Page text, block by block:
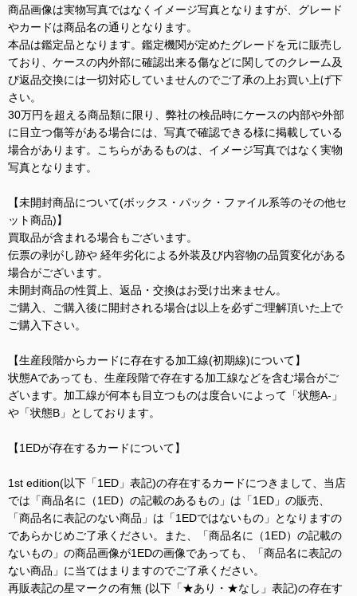
商品画像は実物写真ではなくイメージ写真となりますが、グレード
やカードは商品名の通りとなります。
本品は鑑定品となります。鑑定機関が定めたグレードを元に販売し
ており、ケースの内外部に確認出来る傷などに関してのクレーム及
び返品交換には一切対応していませんのでご了承の上お買い上げ下
さい。
30万円を超える商品類に限り、弊社の検品時にケースの内部や外部
に目立つ傷等がある場合には、写真で確認できる様に掲載している
場合があります。こちらがあるものは、イメージ写真ではなく実物
写真となります。
【未開封商品について(ボックス・パック・ファイル系等のその他セ
ット商品)】
買取品が含まれる場合もございます。
伝票の剥がし跡や 経年劣化による外装及び内容物の品質変化がある
場合がございます。
未開封商品の性質上、返品・交換はお受け出来ません。
ご購入、ご購入後に開封される場合は以上を必ずご理解頂いた上で
ご購入下さい。
【生産段階からカードに存在する加工線(初期線)について】
状態Aであっても、生産段階で存在する加工線などを含む場合がご
ざいます。加工線が何本も目立つものは度合いによって「状態A-」
や「状態B」としております。
【1EDが存在するカードについて】
1st edition(以下「1ED」表記)の存在するカードにつきまして、当店
では「商品名に（1ED）の記載のあるもの」は「1ED」の販売、
「商品名に表記のない商品」は「1EDではないもの」となりますの
であらかじめご了承ください。また、「商品名に（1ED）の記載の
ないもの」の商品画像が1EDの画像であっても、「商品名に表記の
ない商品」に当てはまりますのでご了承ください。
再販表記の星マークの有無 (以下「★あり・★なし」表記)の存在す